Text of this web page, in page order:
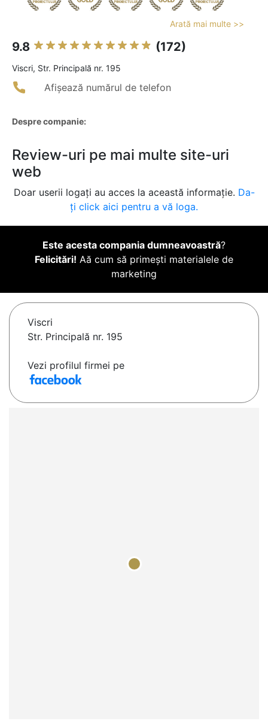
Arată mai multe >>
9.8 (172)
Viscri, Str. Principală nr. 195
Afișează numărul de telefon
Despre companie:
Review-uri pe mai multe site-uri
web
Doar userii logați au acces la această informație. Da-
ți click aici pentru a vă loga.
Este acesta compania dumneavoastră?
Felicitări! Aă cum să primești materialele de
marketing
Viscri
Str. Principală nr. 195
Vezi profilul firmei pe